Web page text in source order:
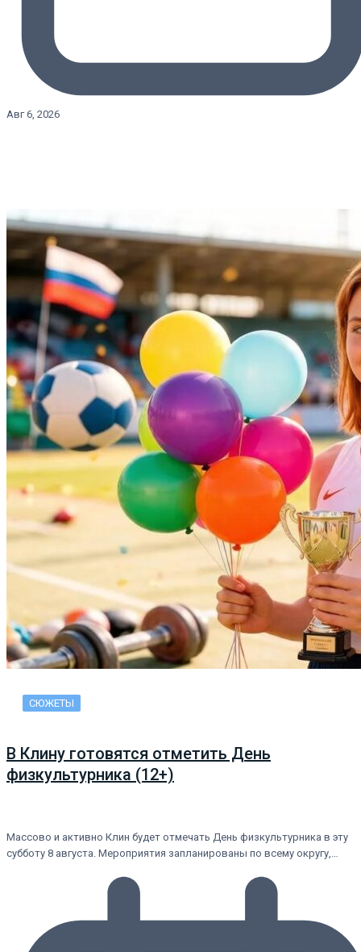
Авг 6, 2026
СЮЖЕТЫ
В Клину готовятся отметить День
физкультурника (12+)
Массово и активно Клин будет отмечать День физкультурника в эту
субботу 8 августа. Мероприятия запланированы по всему округу,…